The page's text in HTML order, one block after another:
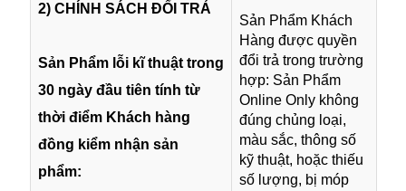
2) CHÍNH SÁCH ĐỔI TRẢ
Sản Phẩm lỗi kĩ thuật trong
30 ngày đầu tiên tính từ
thời điểm Khách hàng
đồng kiểm nhận sản
phẩm:
Sản Phẩm Khách
Hàng được quyền
đổi trả trong trường
hợp: Sản Phẩm
Online Only không
đúng chủng loại,
màu sắc, thông số
kỹ thuật, hoặc thiếu
số lượng, bị móp